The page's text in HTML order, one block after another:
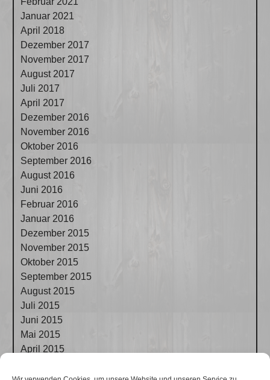
Januar 2021
April 2018
Dezember 2017
November 2017
August 2017
Juli 2017
April 2017
Dezember 2016
November 2016
Oktober 2016
September 2016
August 2016
Juni 2016
Februar 2016
Januar 2016
Dezember 2015
November 2015
Oktober 2015
September 2015
August 2015
Juli 2015
Juni 2015
Mai 2015
April 2015
Februar 2015